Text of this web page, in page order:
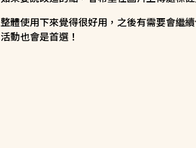
整體使用下來覺得很好用，之後有需要會繼
活動也會是首選！